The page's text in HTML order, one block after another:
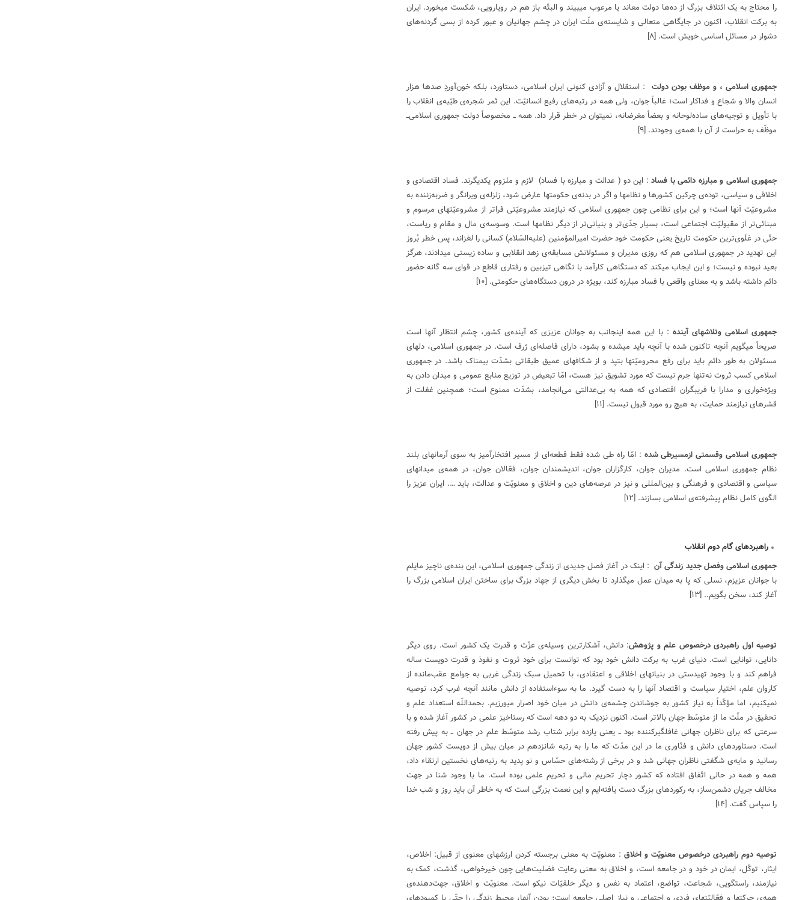
را محتاج به یک ائتلاف بزرگ از ده‌ها دولت معاند یا مرعوب میبیند و البتّه باز هم در رویارویی، شکست میخورد. ایران
به برکت انقلاب، اکنون در جایگاهی متعالی و شایسته‌ی ملّت ایران در چشم جهانیان و عبور کرده از بسی گردنه‌های
دشوار در مسائل اساسی خویش است. [۸]
جمهوری اسلامی ، و موظف بودن دولت : استقلال و آزادی کنونی ایران اسلامی، دستاورد، بلکه خون‌آوردِ صدها هزار
انسان والا و شجاع و فداکار است؛ غالباً جوان، ولی همه در رتبه‌های رفیع انسانیّت. این ثمر شجره‌ی طیّبه‌ی انقلاب را
با تأویل و توجیه‌های ساده‌لوحانه و بعضاً مغرضانه، نمیتوان در خطر قرار داد. همه ــ مخصوصاً دولت جمهوری اسلامی‌ــ
موظّف به حراست از آن با همه‌ی وجودند. [۹]
جمهوری اسلامی و مبارزه دائمی با فساد: این دو ( عدالت و مبارزه با فساد) لازم و ملزوم یکدیگرند. فساد اقتصادی و
اخلاقی و سیاسی، توده‌ی چرکین کشورها و نظامها و اگر در بدنه‌ی حکومتها عارض شود، زلزله‌ی ویرانگر و ضربه‌زننده به
مشروعیّت آنها است؛ و این برای نظامی چون جمهوری اسلامی که نیازمند مشروعیّتی فراتر از مشروعیّتهای مرسوم و
مبنائی‌تر از مقبولیّت اجتماعی است، بسیار جدّی‌تر و بنیانی‌تر از دیگر نظامها است. وسوسه‌ی مال و مقام و ریاست،
حتّی در عَلَوی‌ترین حکومت تاریخ یعنی حکومت خود حضرت امیر‌‌المؤمنین (علیه‌السّلام) کسانی را لغزاند، پس خطر بُروز
این تهدید در جمهوری اسلامی هم که روزی مدیران و مسئولانش مسابقه‌ی زهد انقلابی و ساده زیستی میدادند، هرگز
بعید نبوده و نیست؛ و این ایجاب میکند که دستگاهی کارآمد با نگاهی تیزبین و رفتاری قاطع در قوای سه گانه حضور
دائم داشته باشد و به معنای واقعی با فساد مبارزه کند، بویژه در درون دستگاه‌های حکومتی. [۱۰]
جمهوری اسلامی وتلاشهای آینده : با این همه اینجانب به جوانان عزیزی که آینده‌ی کشور، چشم انتظار آنها است
صریحاً میگویم آنچه تاکنون شده با آنچه باید میشده و بشود، دارای فاصله‌‌ای ژرف است. در جمهوری اسلامی، دلهای
مسئولان به طور دائم باید برای رفع محرومیّتها بتپد و از شکافهای عمیق طبقاتی بشدّت بیمناک باشد. در جمهوری
اسلامی کسب ثروت نه‌تنها جرم نیست که مورد تشویق نیز هست، امّا تبعیض در توزیع منابع عمومی و میدان دادن به
ویژه‌خواری و مدارا با فریبگران اقتصادی که همه به بی‌عدالتی می‌انجامد، بشدّت ممنوع است؛ همچنین غفلت از
قشرهای نیازمند حمایت، به هیچ رو مورد قبول نیست. [۱۱]
جمهوری اسلامی وقسمتی ازمسیرطی شده : امّا راه طی شده فقط قطعه‌ای از مسیر افتخارآمیز به سوی آرمانهای بلند
نظام جمهوری اسلامی است. مدیران جوان، کارگزاران جوان، اندیشمندان جوان، فعّالان جوان، در همه‌ی میدانهای
سیاسی و اقتصادی و فرهنگی و بین‌المللی و نیز در عرصه‌های دین و اخلاق و معنویّت و عدالت، باید …. ایران عزیز را
الگوی کامل نظام پیشرفته‌ی اسلامی بسازند. [۱۲]
راهبردهای گام دوم انقلاب
جمهوری اسلامی وفصل جدید زندگی آن : اینک در آغاز فصل جدیدی از زندگی جمهوری اسلامی، این بنده‌ی ناچیز مایلم
با جوانان عزیزم، نسلی که پا به میدان عمل میگذارد تا بخش دیگری از جهاد بزرگ برای ساختن ایران اسلامی بزرگ را
آغاز کند، سخن بگویم.. [۱۳]
توصیه اول راهبردی درخصوص علم و پژوهش: دانش،‌ آشکارترین وسیله‌ی عزّت و قدرت یک کشور است. روی دیگر
دانایی، توانایی است. دنیای غرب به برکت دانش خود بود که توانست برای خود ثروت و نفوذ و قدرت دویست ساله
فراهم کند و با وجود تهیدستی در بنیانهای اخلاقی و اعتقادی، با تحمیل سبک زندگی غربی به جوامع عقب‌مانده از
کاروان علم، اختیار سیاست و اقتصاد آنها را به دست گیرد. ما به سوءاستفاده از دانش مانند آنچه غرب کرد، توصیه
نمیکنیم، اما مؤکّداً به نیاز کشور به جوشاندن چشمه‌ی دانش در میان خود اصرار میورزیم. بحمداللّه استعداد علم و
تحقیق در ملّت ما از متوسّط جهان بالاتر است. اکنون نزدیک به دو دهه است که رستاخیز علمی در کشور آغاز شده و با
سرعتی که برای ناظران جهانی غافلگیرکننده بود ــ یعنی یازده برابر شتاب رشد متوسّط علم در جهان ــ به پیش رفته
است. دستاوردهای دانش و فنّاوری ما در این مدّت که ما را به رتبه شانزدهم در میان بیش از دویست کشور جهان
رسانید و مایه‌ی شگفتی ناظران جهانی شد و در برخی از رشته‌های حسّاس و نو پدید به رتبه‌های نخستین ارتقاء داد،
همه و همه در حالی اتّفاق افتاده که کشور دچار تحریم مالی و تحریم علمی بوده است. ما با وجود شنا در جهت
مخالف جریان دشمن‌ساز، به رکوردهای بزرگ دست یافته‌ایم و این نعمت بزرگی است که به خاطر آن باید روز و شب خدا
را سپاس گفت. [۱۴]
توصیه دوم راهبردی درخصوص معنویّت و اخلاق : معنویّت به معنی برجسته کردن ارزشهای معنوی از قبیل: اخلاص،
ایثار، توکّل، ایمان در خود و در جامعه است، و اخلاق به معنی رعایت فضلیت‌هایی چون خیرخواهی، گذشت، کمک به
نیازمند، راستگویی، شجاعت، تواضع، اعتماد به نفس و دیگر خلقیّات نیکو است. معنویّت و اخلاق، جهت‌دهنده‌ی